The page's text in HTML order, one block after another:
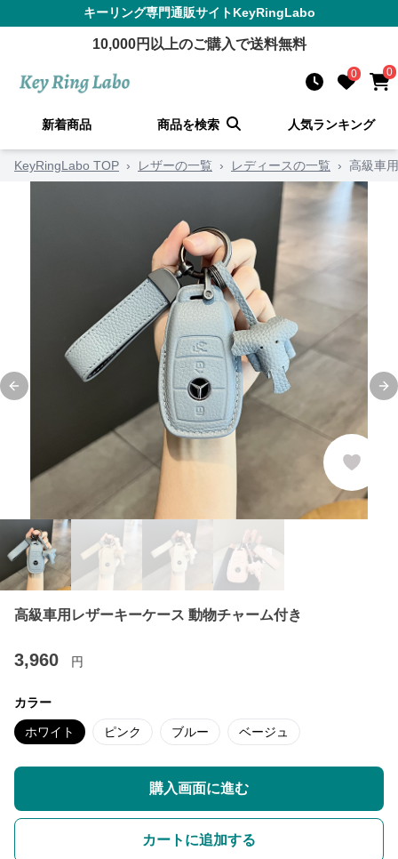
キーリング専門通販サイトKeyRingLabo
10,000円以上のご購入で送料無料
0 0
新着商品 商品を検索 人気ランキング
KeyRingLabo TOP › レザーの一覧 › レディースの一覧 › 高級車
Previous slide
高級車用レザーキーケース 動物チャーム付き
3,960 円
カラー
ホワイト ピンク ブルー ベージュ
購入画面に進む
カートに追加する